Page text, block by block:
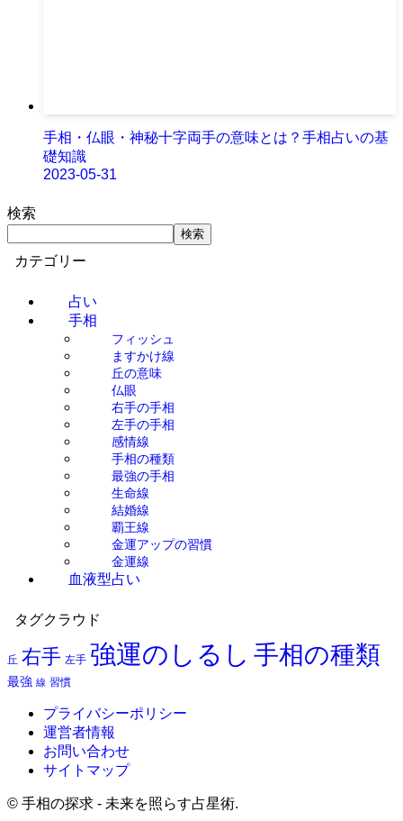
手相・仏眼・神秘十字両手の意味とは？手相占いの基
礎知識
2023-05-31
検索
検索
カテゴリー
占い
手相
フィッシュ
ますかけ線
丘の意味
仏眼
右手の手相
左手の手相
感情線
手相の種類
最強の手相
生命線
結婚線
覇王線
金運アップの習慣
金運線
血液型占い
タグクラウド
丘 右手 左手 強運のしるし 手相の種類
最強 線 習慣
プライバシーポリシー
運営者情報
お問い合わせ
サイトマップ
© 手相の探求 - 未来を照らす占星術.